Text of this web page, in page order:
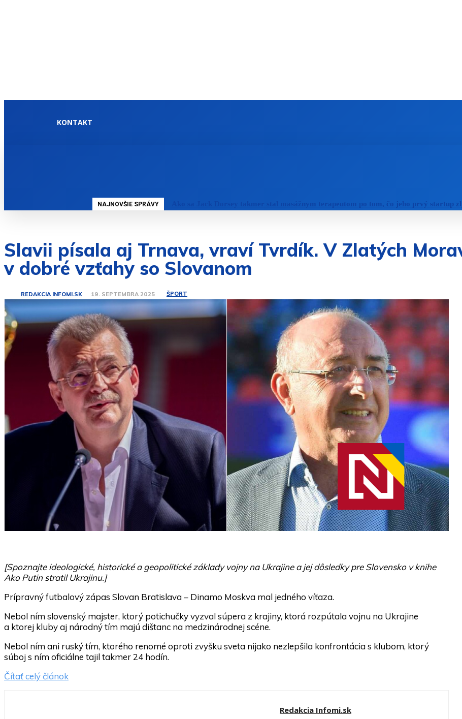
KONTAKT
NAJNOVŠIE SPRÁVY Ako sa Jack Dorsey takmer stal masážnym terapeutom po tom, čo jeho prvý startup
Slavii písala aj Trnava, vraví Tvrdík. V Zlatých
v dobré vzťahy so Slovanom
REDAKCIA INFOMI.SK 19. SEPTEMBRA 2025 ŠPORT
[Spoznajte ideologické, historické a geopolitické základy vojny na Ukrajine a jej dôsledky pre Slovensko v knihe
Ako Putin stratil Ukrajinu.]
Prípravný futbalový zápas Slovan Bratislava – Dinamo Moskva mal jedného víťaza.
Nebol ním slovenský majster, ktorý potichučky vyzval súpera z krajiny, ktorá rozpútala vojnu na Ukrajine
a ktorej kluby aj národný tím majú dištanc na medzinárodnej scéne.
Nebol ním ani ruský tím, ktorého renomé oproti zvyšku sveta nijako nezlepšila konfrontácia s klubom, ktorý
súboj s ním oficiálne tajil takmer 24 hodín.
Čítať celý článok
Redakcia Infomi.sk